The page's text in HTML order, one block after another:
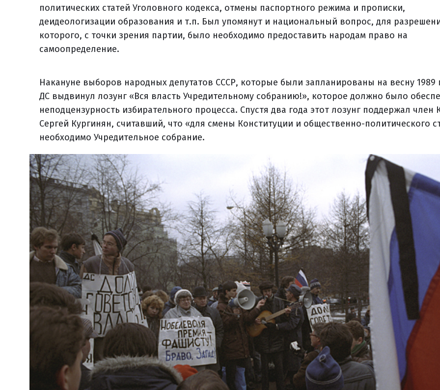
политических статей Уголовного кодекса, отмены паспортного режима и прописки,
деидеологизации образования и т.п. Был упомянут и национальный вопрос, для
которого, с точки зрения партии, было необходимо предоставить народам право на
самоопределение.
Накануне выборов народных депутатов СССР, которые были запланированы на весну 1989
ДС выдвинул лозунг «Вся власть Учредительному собранию!», которое должно было
неподцензурность избирательного процесса. Спустя два года этот лозунг поддержал член
Сергей Кургинян, считавший, что «для смены Конституции и общественно-политического
необходимо Учредительное собрание.